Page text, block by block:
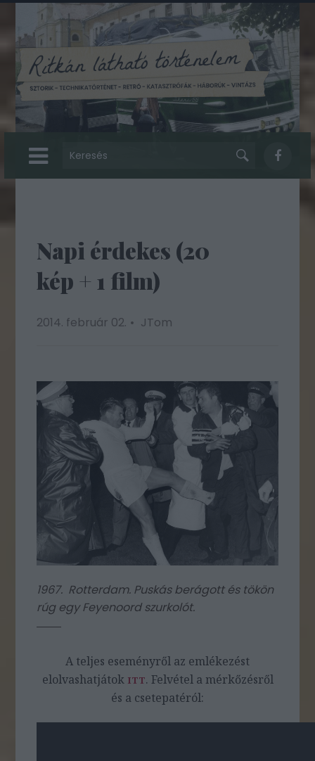
Napi érdekes (20
kép + 1 film)
2014. február 02. JTom
1967. Rotterdam. Puskás berágott és tökön
rúg egy Feyenoord szurkolót.
A teljes eseményről az emlékezést
elolvashatjátok ITT. Felvétel a mérkőzésről
és a csetepatéról: